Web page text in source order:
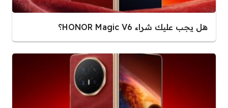
هل يجب عليك شراء HONOR Magic V6؟